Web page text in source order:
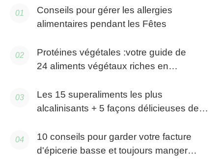
Conseils pour gérer les allergies
alimentaires pendant les Fêtes
Protéines végétales :votre guide de
24 aliments végétaux riches en
Les 15 superaliments les plus
alcalinisants + 5 façons délicieuses de
10 conseils pour garder votre facture
d'épicerie basse et toujours manger